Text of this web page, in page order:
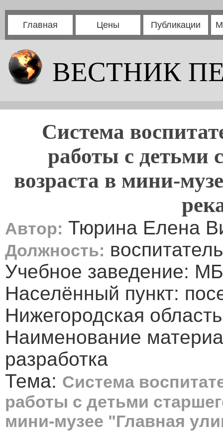
Главная Цены Публикации
ВЕСТНИК
Система
работы с детьми
возраста в мини-
Автор: Тюрина Елена
Должность: воспитатель
Учебное заведение:
Населённый пункт:
Нижегородская область
Наименование
разработка
Тема: Система
работы с детьми
мини-музее "Главная